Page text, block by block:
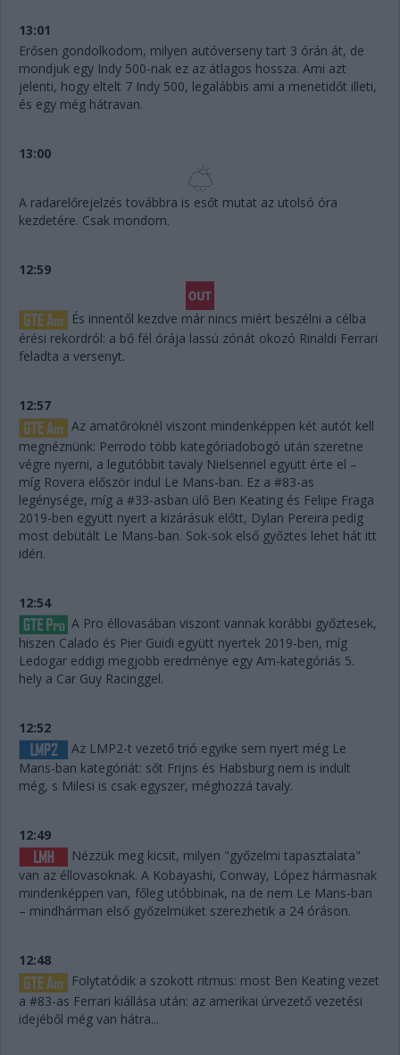
13:01
Erősen gondolkodom, milyen autóverseny tart 3 órán át, de
mondjuk egy Indy 500-nak ez az átlagos hossza. Ami azt
jelenti, hogy eltelt 7 Indy 500, legalábbis ami a menetidőt illeti,
és egy még hátravan.
13:00
A radarelőrejelzés továbbra is esőt mutat az utolsó óra
kezdetére. Csak mondom.
12:59
És innentől kezdve már nincs miért beszélni a célba
érési rekordról: a bő fél órája lassú zónát okozó Rinaldi Ferrari
feladta a versenyt.
12:57
Az amatőröknél viszont mindenképpen két autót kell
megnéznünk: Perrodo több kategóriadobogó után szeretne
végre nyerni, a legutóbbit tavaly Nielsennel együtt érte el –
míg Rovera először indul Le Mans-ban. Ez a #83-as
legénysége, míg a #33-asban ülő Ben Keating és Felipe Fraga
2019-ben együtt nyert a kizárásuk előtt, Dylan Pereira pedig
most debütált Le Mans-ban. Sok-sok első győztes lehet hát itt
idén.
12:54
A Pro éllovasában viszont vannak korábbi győztesek,
hiszen Calado és Pier Guidi együtt nyertek 2019-ben, míg
Ledogar eddigi megjobb eredménye egy Am-kategóriás 5.
hely a Car Guy Racinggel.
12:52
Az LMP2-t vezető trió egyike sem nyert még Le
Mans-ban kategóriát: sőt Frijns és Habsburg nem is indult
még, s Milesi is csak egyszer, méghozzá tavaly.
12:49
Nézzük meg kicsit, milyen "győzelmi tapasztalata"
van az éllovasoknak. A Kobayashi, Conway, López hármasnak
mindenképpen van, főleg utóbbinak, na de nem Le Mans-ban
– mindhárman első győzelmüket szerezhetik a 24 óráson.
12:48
Folytatódik a szokott ritmus: most Ben Keating vezet
a #83-as Ferrari kiállása után: az amerikai úrvezető vezetési
idejéből még van hátra...